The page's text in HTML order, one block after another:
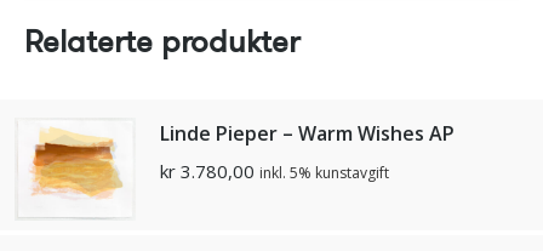
Relaterte produkter
Linde Pieper – Warm Wishes AP
kr 3.780,00 inkl. 5% kunstavgift